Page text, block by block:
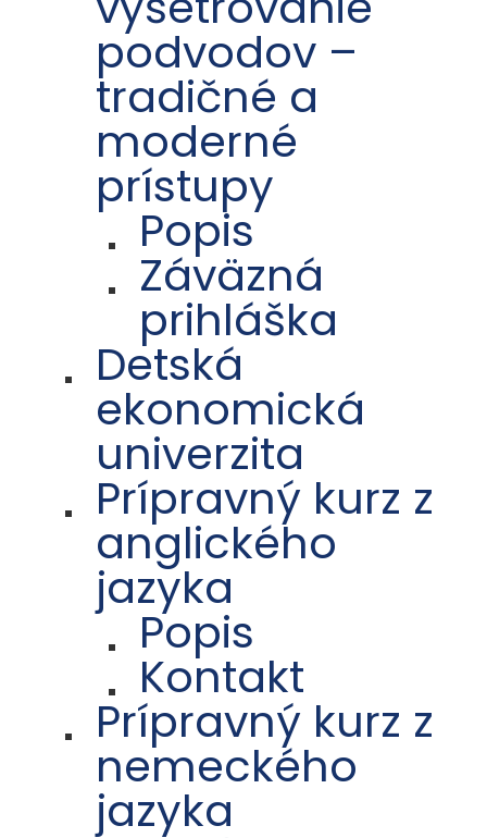
podvodov –
tradičné a
moderné
prístupy
Popis
Záväzná
prihláška
Detská
ekonomická
univerzita
Prípravný kurz z
anglického
jazyka
Popis
Kontakt
Prípravný kurz z
nemeckého
jazyka